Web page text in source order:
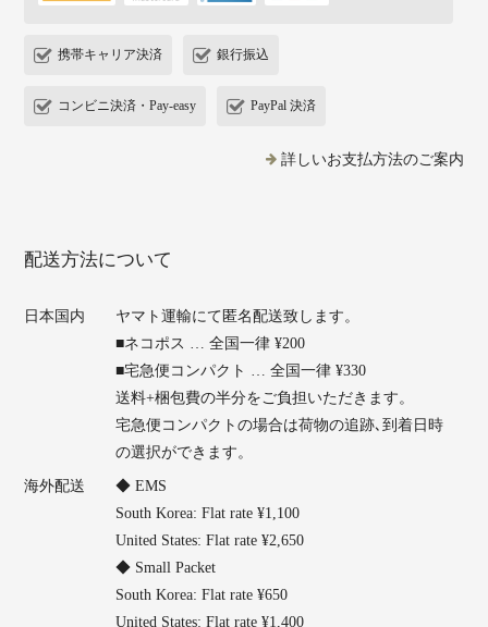
携帯キャリア決済 銀行振込
コンビニ決済・Pay-easy PayPal 決済
詳しいお支払方法のご案内
配送方法について
日本国内
ヤマト運輸にて匿名配送致します。
■ネコポス … 全国一律 ¥200
■宅急便コンパクト … 全国一律 ¥330
送料+梱包費の半分をご負担いただきます。
宅急便コンパクトの場合は荷物の追跡､到着日時
の選択ができます。
海外配送
◆ EMS
South Korea: Flat rate ¥1,100
United States: Flat rate ¥2,650
◆ Small Packet
South Korea: Flat rate ¥650
United States: Flat rate ¥1,400